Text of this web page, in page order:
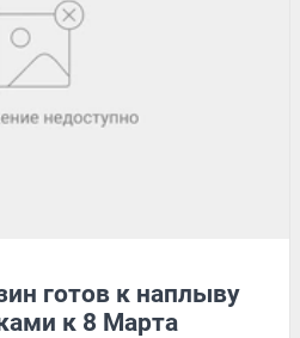
готов к наплыву
к 8 Марта